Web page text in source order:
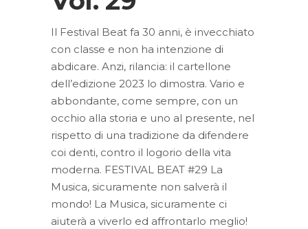
Il Festival Beat fa 30 anni, è invecchiato
con classe e non ha intenzione di
abdicare. Anzi, rilancia: il cartellone
dell’edizione 2023 lo dimostra. Vario e
abbondante, come sempre, con un
occhio alla storia e uno al presente, nel
rispetto di una tradizione da difendere
coi denti, contro il logorio della vita
moderna. FESTIVAL BEAT #29 La
Musica, sicuramente non salverà il
mondo! La Musica, sicuramente ci
aiuterà a viverlo ed affrontarlo meglio!